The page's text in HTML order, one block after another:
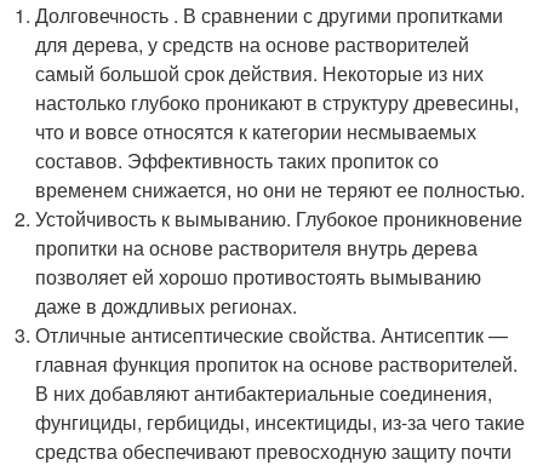
Долговечность . В сравнении с другими пропитками
для дерева, у средств на основе растворителей
самый большой срок действия. Некоторые из них
настолько глубоко проникают в структуру древесины,
что и вовсе относятся к категории несмываемых
составов. Эффективность таких пропиток со
временем снижается, но они не теряют ее полностью.
Устойчивость к вымыванию. Глубокое проникновение
пропитки на основе растворителя внутрь дерева
позволяет ей хорошо противостоять вымыванию
даже в дождливых регионах.
Отличные антисептические свойства. Антисептик —
главная функция пропиток на основе растворителей.
В них добавляют антибактериальные соединения,
фунгициды, гербициды, инсектициды, из-за чего такие
средства обеспечивают превосходную защиту почти